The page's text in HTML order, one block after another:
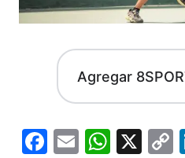
Agregar
Facebook
Email X